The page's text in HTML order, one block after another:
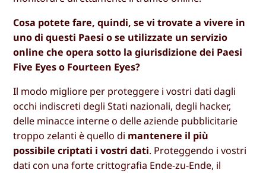
Cosa potete fare, quindi, se vi trovate a vivere in
uno di questi Paesi o se utilizzate un servizio
online che opera sotto la giurisdizione dei Paesi
Five Eyes o Fourteen Eyes?
Il modo migliore per proteggere i vostri dati dagli
occhi indiscreti degli Stati nazionali, degli hacker,
delle minacce interne o delle aziende pubblicitarie
troppo zelanti è quello di mantenere il più
possibile criptati i vostri dati. Proteggendo i vostri
dati con una forte crittografia Ende-zu-Ende, il